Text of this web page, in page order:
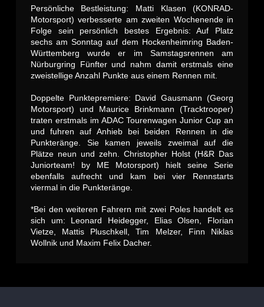
Persönliche Bestleistung: Matti Klasen (KONRAD-
Motorsport) verbesserte am zweiten Wochenende in
Folge sein persönlich bestes Ergebnis: Auf Platz
sechs am Sonntag auf dem Hockenheimring Baden-
Württemberg wurde er im Samstagsrennen am
Nürburgring Fünfter und nahm damit erstmals eine
zweistellige Anzahl Punkte aus einem Rennen mit.
Doppelte Punktepremiere: David Gausmann (Georg
Motorsport) und Maurice Brinkmann (Tracktrooper)
traten erstmals im ADAC Tourenwagen Junior Cup an
und fuhren auf Anhieb bei beiden Rennen in die
Punkteränge. Sie kamen jeweils zweimal auf die
Plätze neun und zehn. Christopher Holst (H&R Das
Juniorteam! by ME Motorsport) hielt seine Serie
ebenfalls aufrecht und kam bei vier Rennstarts
viermal in die Punkteränge.
*Bei den weiteren Fahrern mit zwei Poles handelt es
sich um: Leonard Heidegger, Elias Olsen, Florian
Vietze, Mattis Pluschkell, Tim Melzer, Finn Niklas
Wollnik und Maxim Felix Dacher.